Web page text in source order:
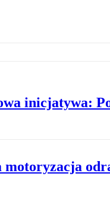
inicjatywa:
motoryzacja